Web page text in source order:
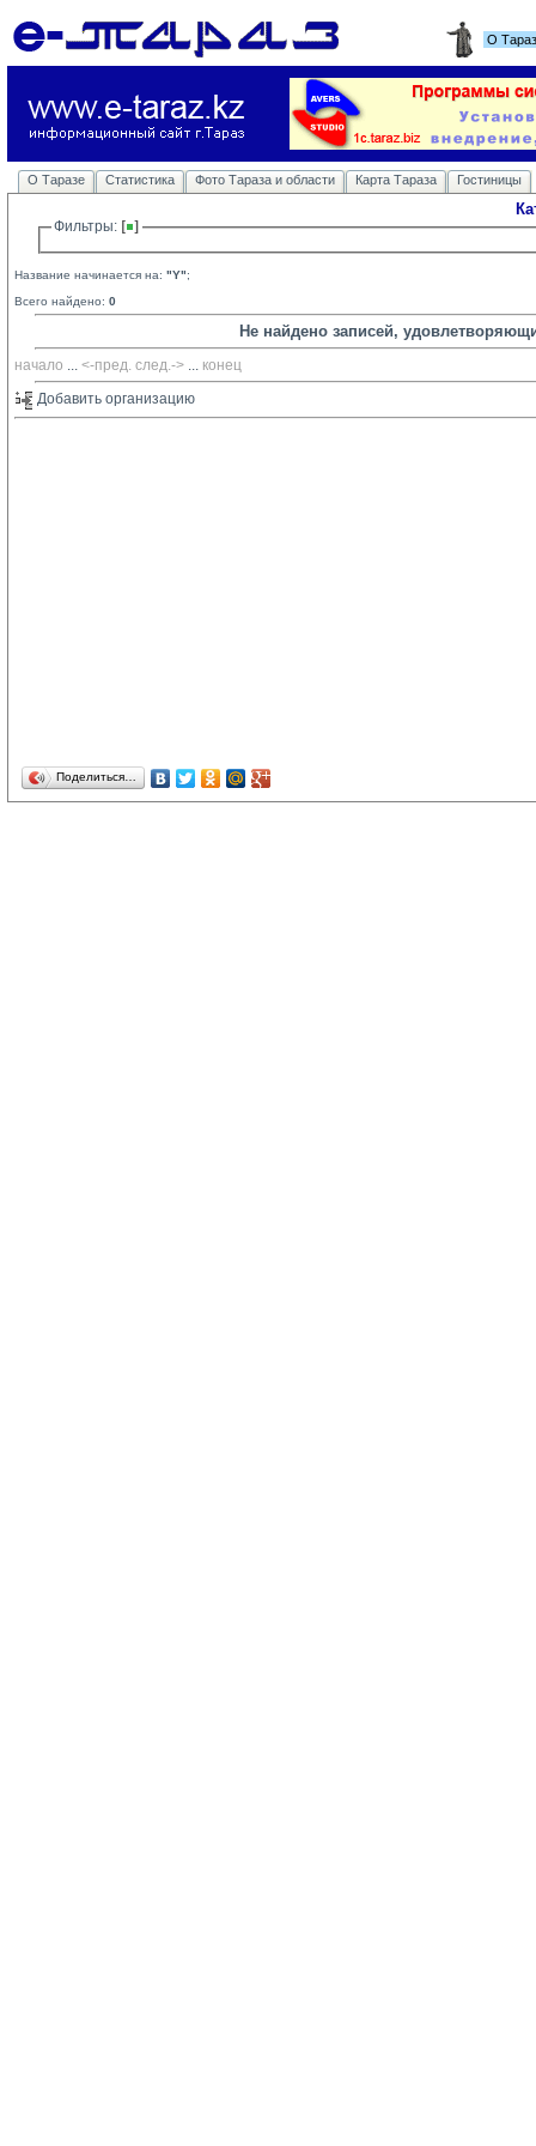
О
О Таразе Статистика Фото Тараза и области Карта Тараза Гостиницы
Фильтры:
Название начинается на: "Y";
Всего найдено: 0
Не найдено записей,
начало ... <-пред. след.-> ... конец
Добавить организацию
Поделиться…